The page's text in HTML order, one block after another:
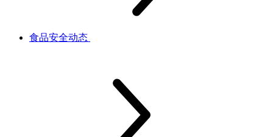
食品安全动态